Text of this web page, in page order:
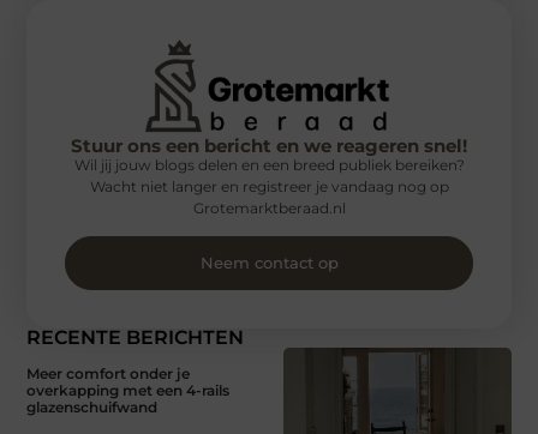
RECENTE BERICHTEN
Meer comfort onder je
overkapping met een 4-rails
glazenschuifwand
Stuur ons een bericht en we reageren snel!
Wil jij jouw blogs delen en een breed publiek bereiken?
Wacht niet langer en registreer je vandaag nog op
Grotemarktberaad.nl
Neem contact op